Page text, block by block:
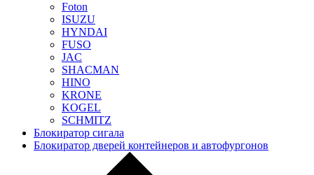
Foton
ISUZU
HYNDAI
FUSO
JAC
SHACMAN
HINO
KRONE
KOGEL
SCHMITZ
Блокиратор сигала
Блокиратор дверей контейнеров и автофургонов